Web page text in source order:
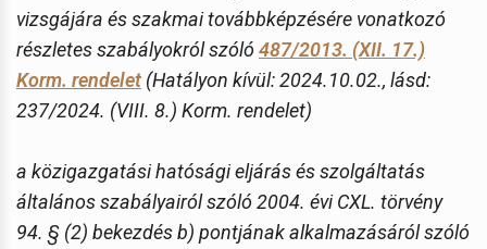
vizsgájára és szakmai továbbképzésére vonatkozó
részletes szabályokról szóló487/2013. (XII. 17.)
Korm. rendelet (Hatályon kívül: 2024.10.02., lásd:
237/2024. (VIII. 8.) Korm. rendelet)
a közigazgatási hatósági eljárás és szolgáltatás
általános szabályairól szóló 2004. évi CXL. törvény
94. § (2) bekezdés b) pontjának alkalmazásáról szóló